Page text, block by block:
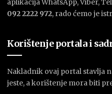
aplikacija WhatsApp, Viber,
092 2222 972, rado ćemo je
Korištenje portala i
Nakladnik ovaj portal stavlja
jeste, a korištenje mora biti